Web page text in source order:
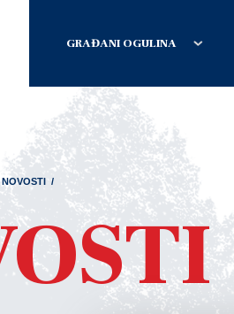
GRAĐANI OGULINA
NOVOSTI /